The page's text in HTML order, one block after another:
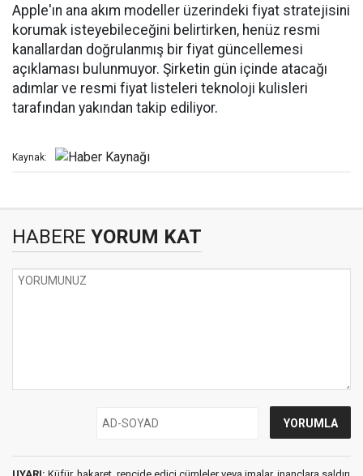
Apple'ın ana akım modeller üzerindeki fiyat stratejisini
korumak isteyebileceğini belirtirken, henüz resmi
kanallardan doğrulanmış bir fiyat güncellemesi
açıklaması bulunmuyor. Şirketin gün içinde atacağı
adımlar ve resmi fiyat listeleri teknoloji kulisleri
tarafından yakından takip ediliyor.
Kaynak:
HABERE YORUM KAT